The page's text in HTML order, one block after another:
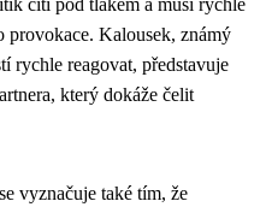
cítí pod tlakem a musí rychle
provokace. Kalousek, známý
rychle reagovat, představuje
který dokáže čelit
vyznačuje také tím, že